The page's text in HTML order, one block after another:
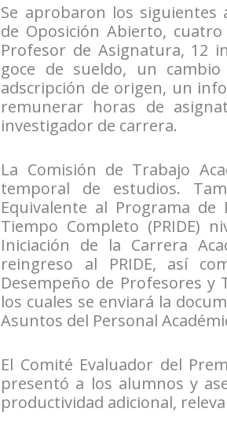
Se aprobaron los siguientes
de Oposición Abierto,
Profesor de Asignatura, 12
goce de sueldo, un
adscripción de origen, un
remunerar horas de
investigador de carrera.
La Comisión de Trabajo
temporal de estudios.
Equivalente al Programa de
Tiempo Completo (PRIDE)
Iniciación de la Carrera
reingreso al PRIDE, así
Desempeño de Profesores y
los cuales se enviará la
Asuntos del Personal
El Comité Evaluador del
presentó a los alumnos y
productividad adicional,